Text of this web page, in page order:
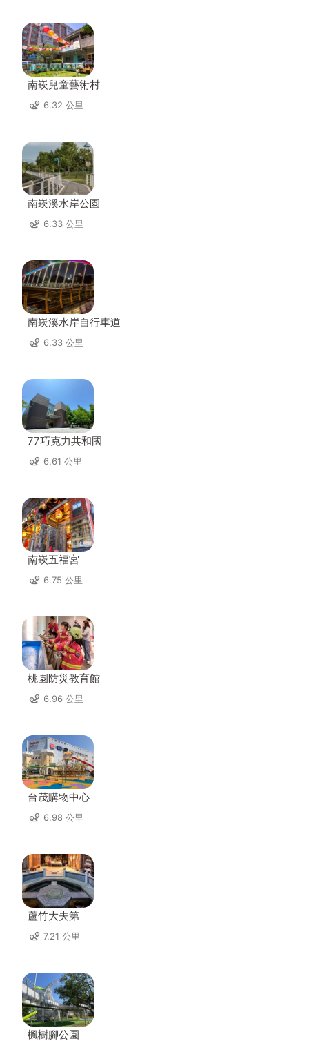
南崁兒童藝術村
6.32 公里
南崁溪水岸公園
6.33 公里
南崁溪水岸自行車道
6.33 公里
77巧克力共和國
6.61 公里
南崁五福宮
6.75 公里
桃園防災教育館
6.96 公里
台茂購物中心
6.98 公里
蘆竹大夫第
7.21 公里
楓樹腳公園